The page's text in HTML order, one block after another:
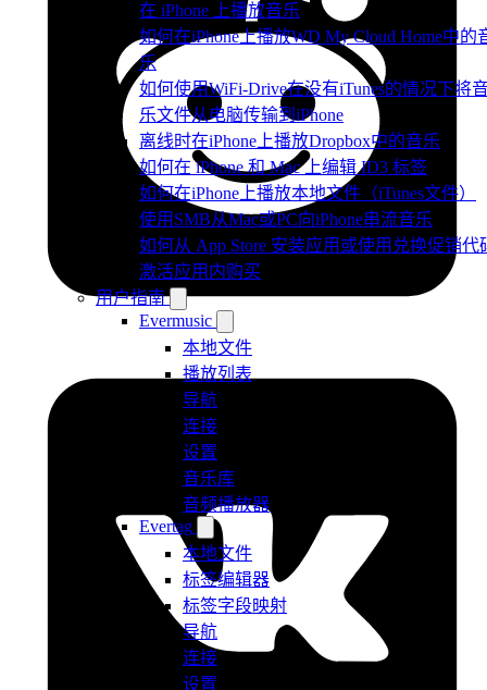
在 iPhone 上播放音乐
如何在iPhone上播放WD My Cloud Home中的
乐
如何使用WiFi-Drive在没有iTunes的情况下将
乐文件从电脑传输到iPhone
离线时在iPhone上播放Dropbox中的音乐
如何在 iPhone 和 Mac 上编辑 ID3 标签
如何在iPhone上播放本地文件（iTunes文件）
使用SMB从Mac或PC向iPhone串流音乐
如何从 App Store 安装应用或使用兑换促销代
激活应用内购买
用户指南
Evermusic
本地文件
播放列表
导航
连接
设置
音乐库
音频播放器
Evertag
本地文件
标签编辑器
标签字段映射
导航
连接
设置